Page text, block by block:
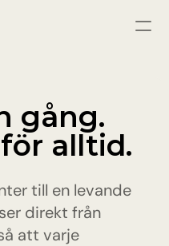
problem genom
hjälp
frågor och vägled
varma leads.
gång.
alltid.
till en levande
direkt från
att varje